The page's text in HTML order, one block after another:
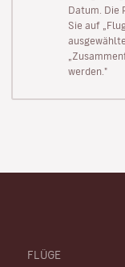
Datum. Die
Sie auf
werden."
FLÜGE